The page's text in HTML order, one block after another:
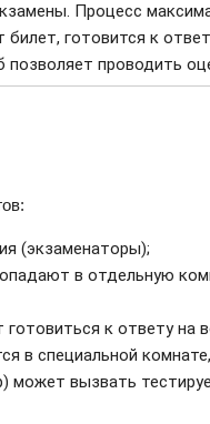
Процесс
готовится к
проводить
(экзаменаторы);
в отдельную
к ответу на
в специальной
может вызвать